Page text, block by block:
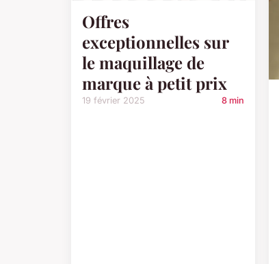
Offres
exceptionnelles sur
le maquillage de
marque à petit prix
19 février 2025 8 min